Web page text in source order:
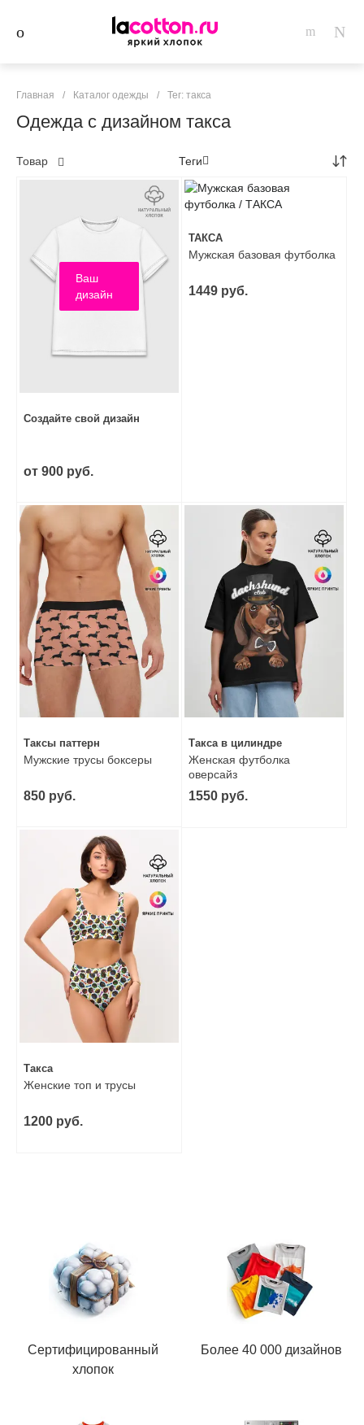
Главная / Каталог одежды / Тег: такса
Одежда с дизайном такса
Товар Теги
Ваш
дизайн
Создайте свой дизайн
от 900 руб.
ТАКСА
Мужская базовая футболка
1449 руб.
Таксы паттерн
Мужские трусы боксеры
850 руб.
Такса в цилиндре
Женская футболка
оверсайз
1550 руб.
Такса
Женские топ и трусы
1200 руб.
Сертифицированный
хлопок
Более 40 000 дизайнов